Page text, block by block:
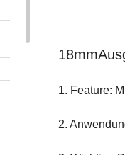
18mm
1. Feature:
2.